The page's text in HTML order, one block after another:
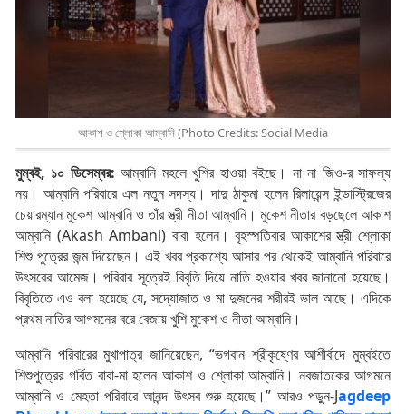
আকাশ ও শ্লোকা আম্বানি (Photo Credits: Social Media
মুম্বই, ১০ ডিসেম্বর: আম্বানি মহলে খুশির হাওয়া বইছে। না না জিও-র সাফল্য
নয়। আম্বানি পরিবারে এল নতুন সদস্য। দাদু ঠাকুমা হলেন রিলায়েন্স ইন্ডাস্ট্রিজের
চেয়ারম্যান মুকেশ আম্বানি ও তাঁর স্ত্রী নীতা আম্বানি। মুকেশ নীতার বড়ছেলে আকাশ
আম্বানি (Akash Ambani) বাবা হলেন। বৃহস্পতিবার আকাশের স্ত্রী শ্লোকা
শিশু পুত্রের জন্ম দিয়েছেন। এই খবর প্রকাশ্যে আসার পর থেকেই আম্বানি পরিবারে
উৎসবের আমেজ। পরিবার সূত্রেই বিবৃতি দিয়ে নাতি হওয়ার খবর জানানো হয়েছে।
বিবৃতিতে এও বলা হয়েছে যে, সদ্যোজাত ও মা দুজনের শরীরই ভাল আছে। এদিকে
প্রথম নাতির আগমনের বরে বেজায় খুশি মুকেশ ও নীতা আম্বানি।
আম্বানি পরিবারের মুখাপাত্র জানিয়েছেন, “ভগবান শ্রীকৃষ্ণের আশীর্বাদে মুম্বইতে
শিশুপুত্রের গর্বিত বাবা-মা হলেন আকাশ ও শ্লোকা আম্বানি। নবজাতকের আগমনে
আম্বানি ও মেহতা পরিবারে আনন্দ উৎসব শুরু হয়েছে।” আরও পড়ুন-Jagdeep